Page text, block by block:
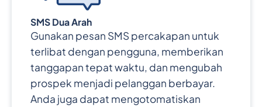
SMS Dua Arah
Gunakan pesan SMS percakapan untuk
terlibat dengan pengguna, memberikan
tanggapan tepat waktu, dan mengubah
prospek menjadi pelanggan berbayar.
Anda juga dapat mengotomatiskan